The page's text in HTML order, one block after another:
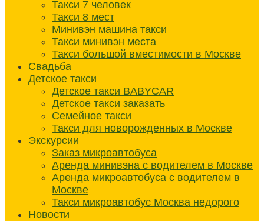
Такси 7 человек
Такси 8 мест
Минивэн машина такси
Такси минивэн места
Такси большой вместимости в Москве
Свадьба
Детское такси
Детское такси BABYCAR
Детское такси заказать
Семейное такси
Такси для новорожденных в Москве
Экскурсии
Заказ микроавтобуса
Аренда минивэна с водителем в Москве
Аренда микроавтобуса с водителем в
Москве
Такси микроавтобус Москва недорого
Новости